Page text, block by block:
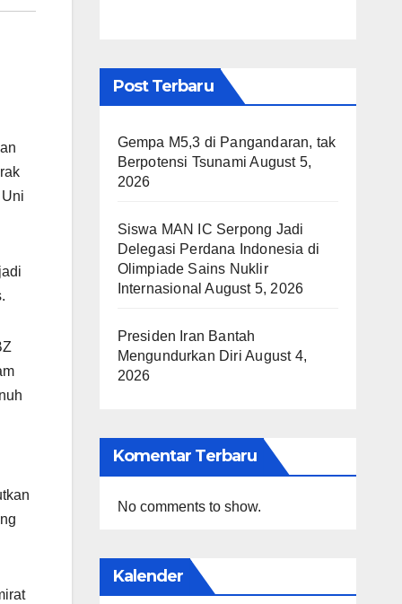
Post Terbaru
Gempa M5,3 di Pangandaran, tak
Berpotensi Tsunami August 5,
2026
Siswa MAN IC Serpong Jadi
Delegasi Perdana Indonesia di
Olimpiade Sains Nuklir
Internasional August 5, 2026
Presiden Iran Bantah
Mengundurkan Diri August 4,
2026
Komentar Terbaru
No comments to show.
Kalender